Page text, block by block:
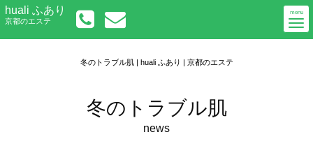
menu
huali ふあり
京都のエステ
初めての方へ
メニューについて
ご予約／お問い合わせ
冬のトラブル肌 | huali ふあり | 京都のエステ
冬のトラブル肌
news